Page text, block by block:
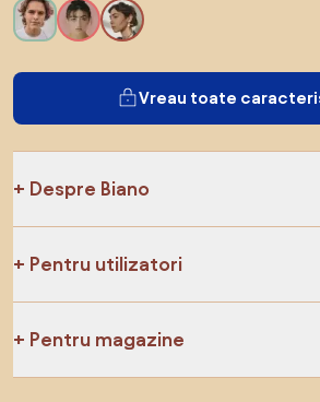
Vreau toate
Despre Biano
Pentru utilizatori
Pentru magazine